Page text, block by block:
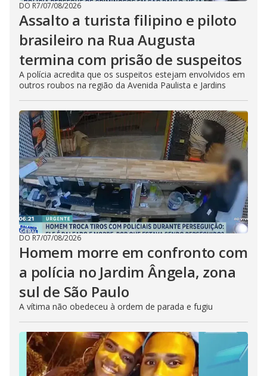
DO R7/07/08/2026
Assalto a turista filipino e piloto
brasileiro na Rua Augusta
termina com prisão de suspeitos
A polícia acredita que os suspeitos estejam envolvidos em
outros roubos na região da Avenida Paulista e Jardins
DO R7/07/08/2026
Homem morre em confronto com
a polícia no Jardim Ângela, zona
sul de São Paulo
A vítima não obedeceu à ordem de parada e fugiu